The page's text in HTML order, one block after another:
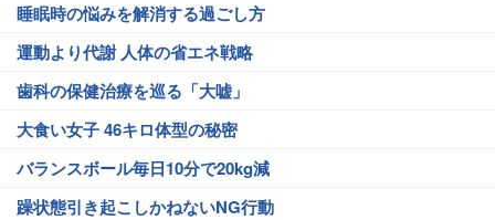
睡眠時の悩みを解消する過ごし方
運動より代謝 人体の省エネ戦略
歯科の保健治療を巡る「大嘘」
大食い女子 46キロ体型の秘密
バランスボール毎日10分で20kg減
躁状態引き起こしかねないNG行動